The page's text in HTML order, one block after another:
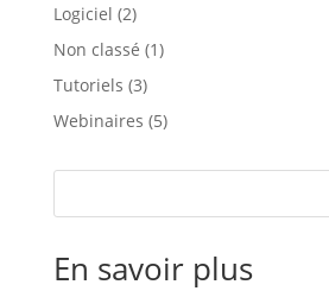
Logiciel (2)
Non classé (1)
Tutoriels (3)
Webinaires (5)
En savoir plus